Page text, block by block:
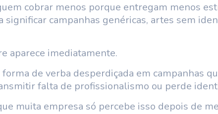
cobrar menos porque entregam menos
significar campanhas genéricas, artes sem
aparece imediatamente.
de verba desperdiçada em campanhas
falta de profissionalismo ou perde
muita empresa só percebe isso depois de